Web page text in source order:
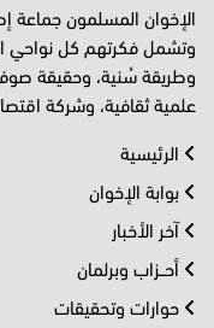
الإخوان المسلمون جماعة
وتشمل فكرتهم كل نواحي
وطريقة سُنية، وحقيقة
علمية ثقافية، وشركة
الرئيسية
بوابة الإخوان
آخر الأخبار
أحــزاب وبرلمان
حوارات وتحقيقات